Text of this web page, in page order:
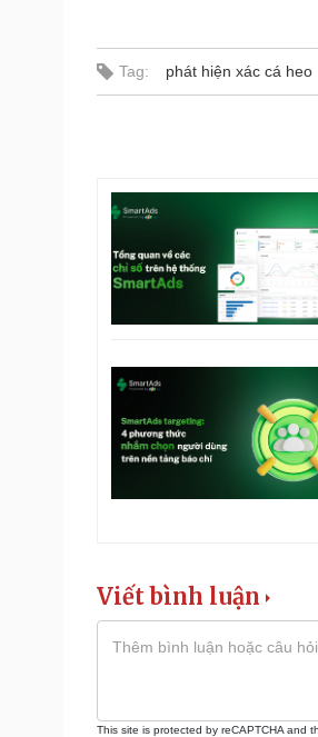
Tag: phát hiện xác cá heo
Viết bình luận
This site is protected by reCAPTCHA and